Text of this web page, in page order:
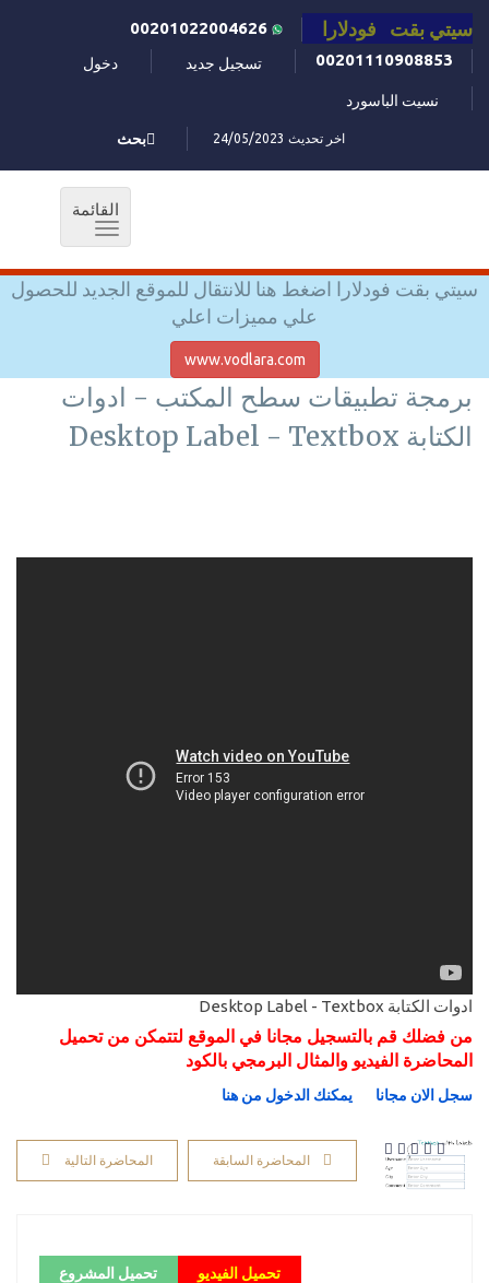
سيتي بقت فودلارا
00201110908853
تسجيل جديد دخول
نسيت الباسورد
اخر تحديث 24/05/2023 بحث
القائمة
Toggle
سيتي بقت فودلارا اضغط هنا للانتقال للموقع الجديد للحصول
علي مميزات اعلي
www.vodlara.com
برمجة تطبيقات سطح المكتب - ادوات
الكتابة Desktop Label - Textbox
ادوات الكتابة Desktop Label - Textbox
من فضلك قم بالتسجيل مجانا في الموقع لتتمكن من تحميل
المحاضرة الفيديو والمثال البرمجي بالكود
سجل الان مجانا يمكنك الدخول من هنا
المحاضرة السابقة المحاضرة التالية
تحميل المشروع تحميل الفيديو